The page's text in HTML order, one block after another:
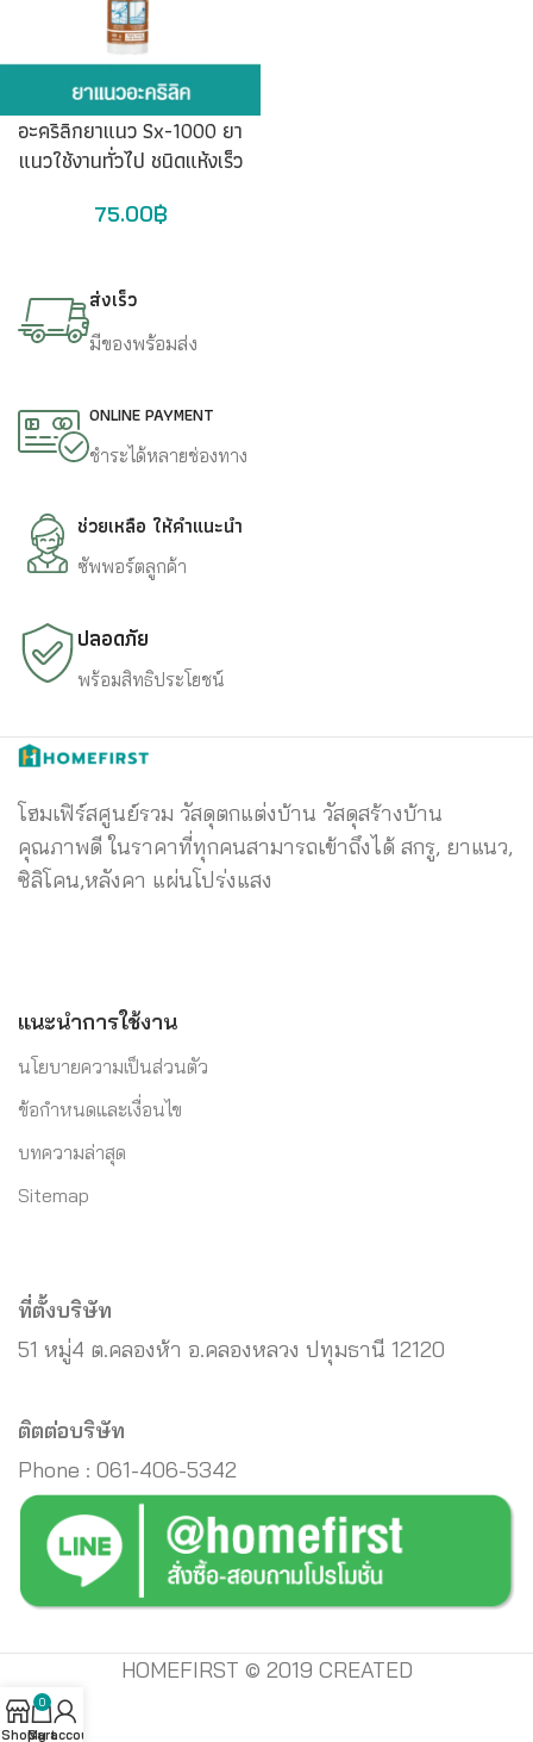
อะคริลิกยาแนว Sx-1000 ยา
แนวใช้งานทั่วไป ชนิดแห้งเร็ว
75.00฿
ส่งเร็ว
มีของพร้อมส่ง
ONLINE PAYMENT
ชำระได้หลายช่องทาง
ช่วยเหลือ ให้คำแนะนำ
ซัพพอร์ตลูกค้า
ปลอดภัย
พร้อมสิทธิประโยชน์
โฮมเฟิร์สศูนย์รวม วัสดุตกแต่งบ้าน วัสดุสร้างบ้าน
คุณภาพดี ในราคาที่ทุกคนสามารถเข้าถึงได้ สกรู, ยาแนว,
ซิลิโคน,หลังคา แผ่นโปร่งแสง
แนะนำการใช้งาน
นโยบายความเป็นส่วนตัว
ข้อกำหนดและเงื่อนไข
บทความล่าสุด
Sitemap
ที่ตั้งบริษัท
51 หมู่4 ต.คลองห้า อ.คลองหลวง ปทุมธานี 12120
ติตต่อบริษัท
Phone : 061-406-5342
HOMEFIRST © 2019 CREATED
Shop
0
Cart
My account